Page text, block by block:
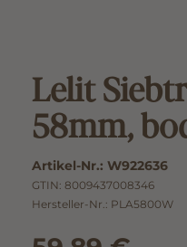
Lelit
58mm,
Artikel-Nr.: W922636
GTIN: 8009437008346
Hersteller-Nr.: PLA5800W